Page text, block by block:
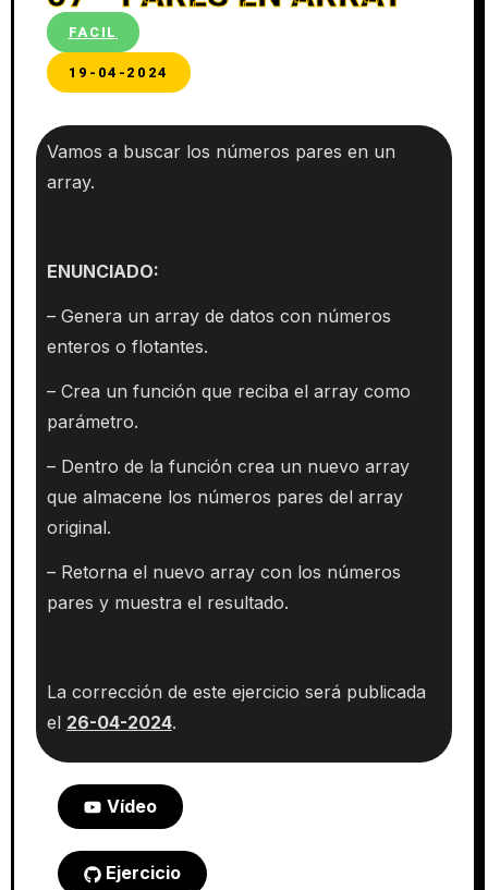
FACIL
19-04-2024
Vamos a buscar los números pares en un
array.
ENUNCIADO:
– Genera un array de datos con números
enteros o flotantes.
– Crea un función que reciba el array como
parámetro.
– Dentro de la función crea un nuevo array
que almacene los números pares del array
original.
– Retorna el nuevo array con los números
pares y muestra el resultado.
La corrección de este ejercicio será publicada
el 26-04-2024.
Vídeo
Ejercicio